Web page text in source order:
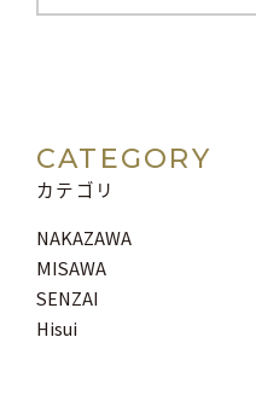
CATEGORY
カテゴリ
NAKAZAWA
MISAWA
SENZAI
Hisui